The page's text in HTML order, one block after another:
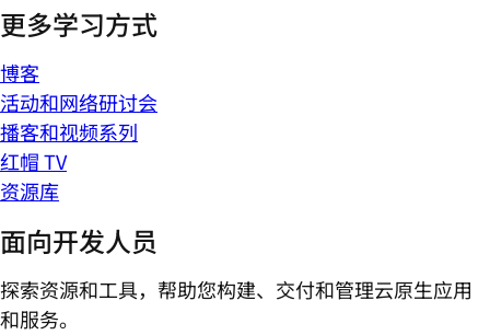
更多学习方式
博客
活动和网络研讨会
播客和视频系列
红帽 TV
资源库
面向开发人员
探索资源和工具，帮助您构建、交付和管理云原生应用
和服务。